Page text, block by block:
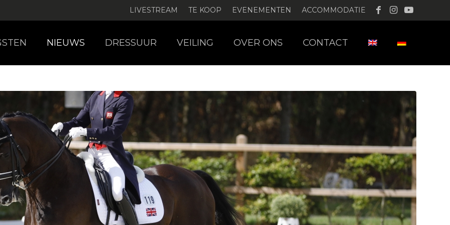
LIVESTREAM TE KOOP EVENEMENTEN ACCOMMODATIE
NIEUWS DRESSUUR VEILING OVER ONS CONTACT